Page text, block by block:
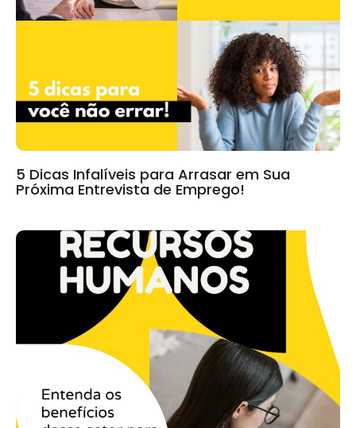
5 Dicas Infalíveis para Arrasar em Sua
Próxima Entrevista de Emprego!